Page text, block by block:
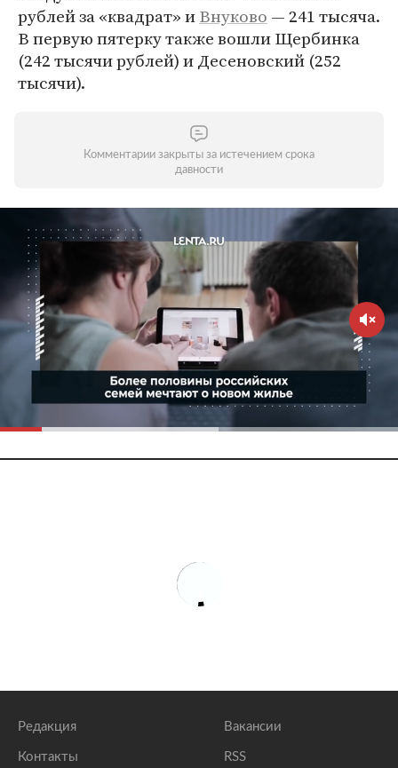
рублей за «квадрат» иВнуково — 241 тысяча.
В первую пятерку также вошли Щербинка
(242 тысячи рублей) и Десеновский (252
тысячи).
Комментарии закрыты за истечением срока
давности
Редакция
Контакты
Вакансии
RSS